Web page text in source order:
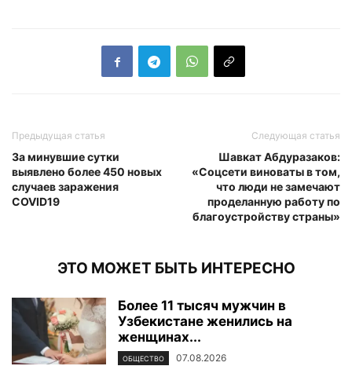
Предыдущая статья
За минувшие сутки
выявлено более 450 новых
случаев заражения
COVID19
Следующая статья
Шавкат Абдуразаков:
«Соцсети виноваты в том,
что люди не замечают
проделанную работу по
благоустройству страны»
ЭТО МОЖЕТ БЫТЬ ИНТЕРЕСНО
Более 11 тысяч мужчин в
Узбекистане женились на
женщинах...
ОБЩЕСТВО 07.08.2026